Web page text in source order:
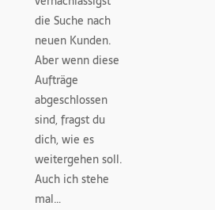
die Suche nach
neuen Kunden.
Aber wenn diese
Aufträge
abgeschlossen
sind, fragst du
dich, wie es
weitergehen soll.
Auch ich stehe
mal…